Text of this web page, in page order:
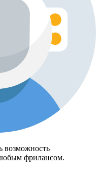
возможность
фрилансом.